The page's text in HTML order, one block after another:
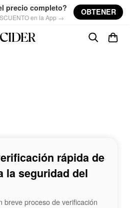
precio completo?
en la App →
OBTENER
rápida de
la seguridad del
breve proceso de verificación